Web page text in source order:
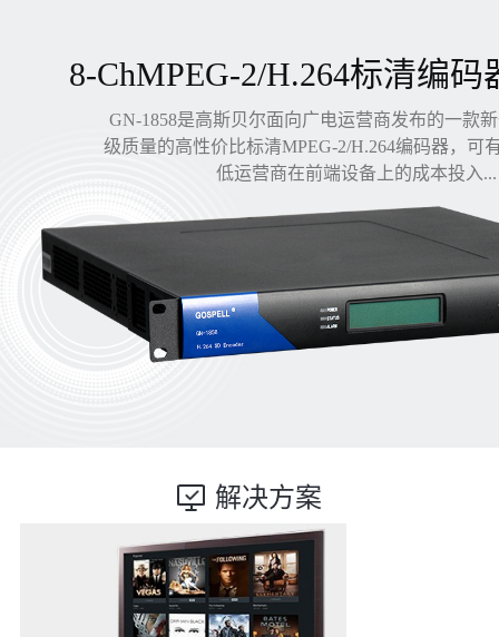
8-ChMPEG-2/H.264标清编码
GN-1858是高斯贝尔面向广电运营商发布的一款
级质量的高性价比标清MPEG-2/H.264编码器，可
低运营商在前端设备上的成本投入...
解决方案